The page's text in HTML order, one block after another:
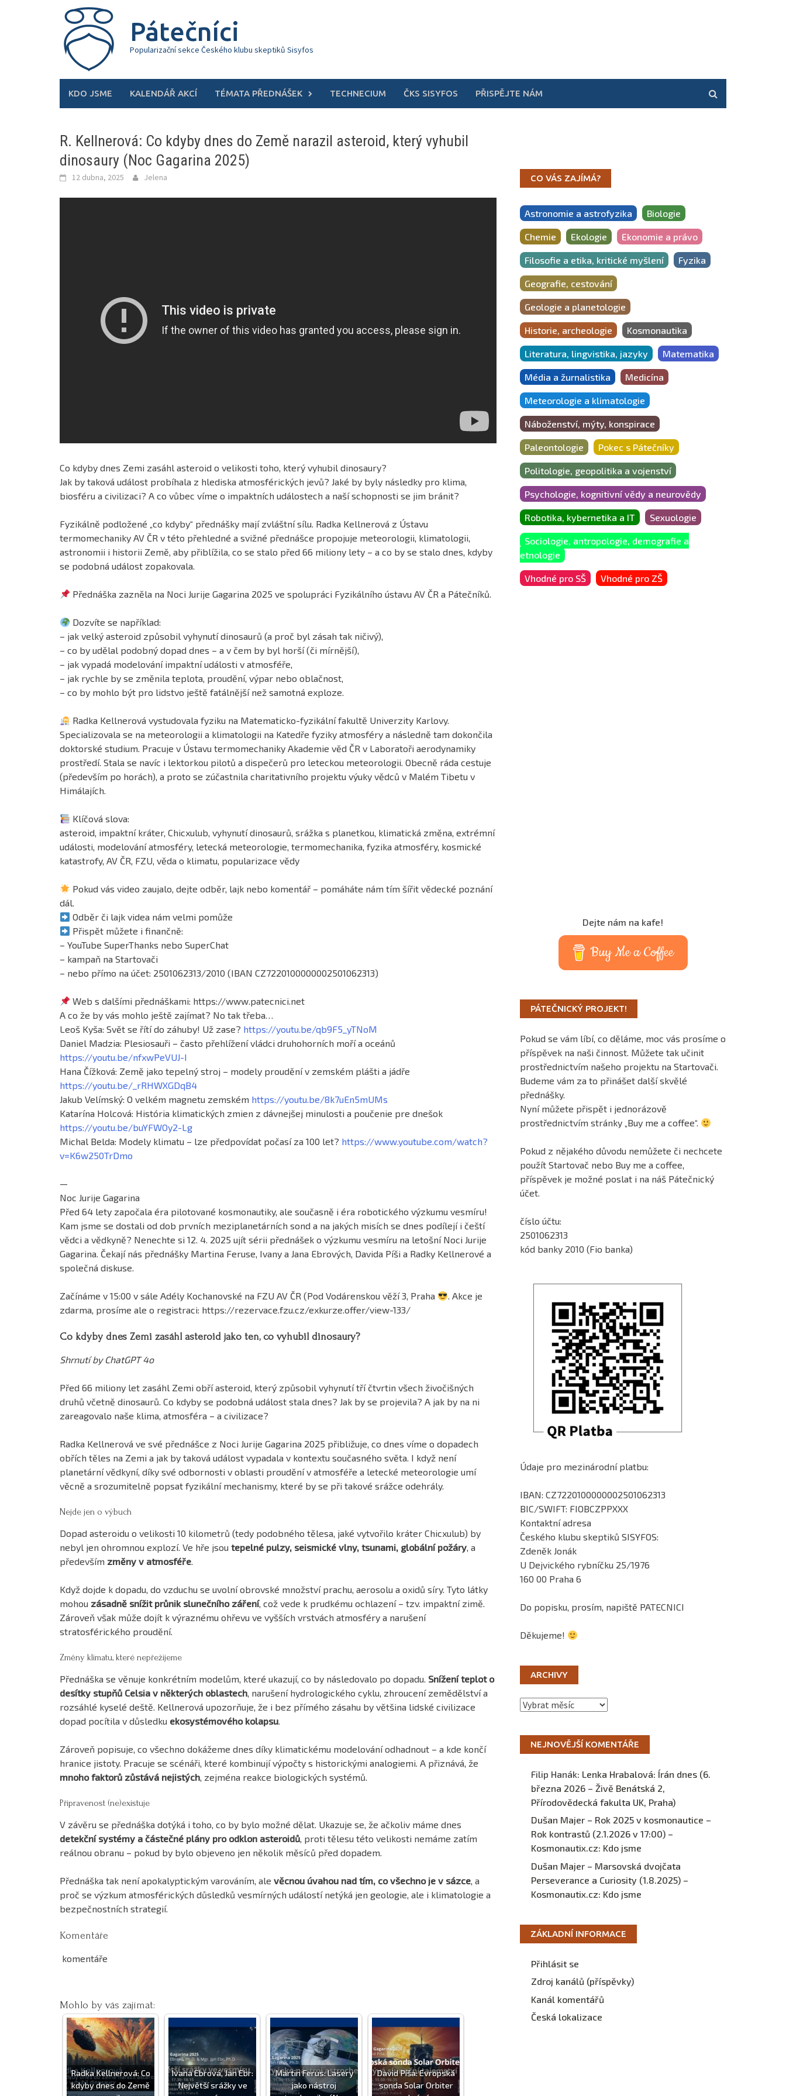
Pátečníci
Popularizační sekce Českého klubu skeptiků Sisyfos
KDO JSME KALENDÁŘ AKCÍ TÉMATA PŘEDNÁŠEK TECHNECIUM ČKS SISYFOS PŘISPĚJTE NÁM
R. Kellnerová: Co kdyby dnes do Země narazil asteroid, který vyhubil
dinosaury (Noc Gagarina 2025)
12 dubna, 2025 Jelena
Co kdyby dnes Zemi zasáhl asteroid o velikosti toho, který vyhubil dinosaury?
Jak by taková událost probíhala z hlediska atmosférických jevů? Jaké by byly následky pro klima,
biosféru a civilizaci? A co vůbec víme o impaktních událostech a naší schopnosti se jim bránit?
Fyzikálně podložené „co kdyby“ přednášky mají zvláštní sílu. Radka Kellnerová z Ústavu
termomechaniky AV ČR v této přehledné a svižné přednášce propojuje meteorologii, klimatologii,
astronomii i historii Země, aby přiblížila, co se stalo před 66 miliony lety – a co by se stalo dnes, kdyby
se podobná událost zopakovala.
Přednáška zazněla na Noci Jurije Gagarina 2025 ve spolupráci Fyzikálního ústavu AV ČR a Pátečníků.
Dozvíte se například:
– jak velký asteroid způsobil vyhynutí dinosaurů (a proč byl zásah tak ničivý),
– co by udělal podobný dopad dnes – a v čem by byl horší (či mírnější),
– jak vypadá modelování impaktní události v atmosféře,
– jak rychle by se změnila teplota, proudění, výpar nebo oblačnost,
– co by mohlo být pro lidstvo ještě fatálnější než samotná exploze.
Radka Kellnerová vystudovala fyziku na Matematicko-fyzikální fakultě Univerzity Karlovy.
Specializovala se na meteorologii a klimatologii na Katedře fyziky atmosféry a následně tam dokončila
doktorské studium. Pracuje v Ústavu termomechaniky Akademie věd ČR v Laboratoři aerodynamiky
prostředí. Stala se navíc i lektorkou pilotů a dispečerů pro leteckou meteorologii. Obecně ráda cestuje
(především po horách), a proto se zúčastnila charitativního projektu výuky vědců v Malém Tibetu v
Himálajích.
Klíčová slova:
asteroid, impaktní kráter, Chicxulub, vyhynutí dinosaurů, srážka s planetkou, klimatická změna, extrémní
události, modelování atmosféry, letecká meteorologie, termomechanika, fyzika atmosféry, kosmické
katastrofy, AV ČR, FZU, věda o klimatu, popularizace vědy
Pokud vás video zaujalo, dejte odběr, lajk nebo komentář – pomáháte nám tím šířit vědecké poznání
dál.
Odběr či lajk videa nám velmi pomůže
Přispět můžete i finančně:
– YouTube SuperThanks nebo SuperChat
– kampaň na Startovači
– nebo přímo na účet: 2501062313/2010 (IBAN CZ7220100000002501062313)
Web s dalšími přednáškami: https://www.patecnici.net
A co že by vás mohlo ještě zajímat? No tak třeba…
Leoš Kyša: Svět se řítí do záhuby! Už zase? https://youtu.be/qb9F5_yTNoM
Daniel Madzia: Plesiosauři – často přehlížení vládci druhohorních moří a oceánů
https://youtu.be/nfxwPeVUJ-I
Hana Čížková: Země jako tepelný stroj – modely proudění v zemském plášti a jádře
https://youtu.be/_rRHWXGDqB4
Jakub Velímský: O velkém magnetu zemském https://youtu.be/8k7uEn5mUMs
Katarína Holcová: História klimatických zmien z dávnejšej minulosti a poučenie pre dnešok
https://youtu.be/buYFWOy2-Lg
Michal Belda: Modely klimatu – lze předpovídat počasí za 100 let? https://www.youtube.com/watch?
v=K6w250TrDmo
—
Noc Jurije Gagarina
Před 64 lety započala éra pilotované kosmonautiky, ale současně i éra robotického výzkumu vesmíru!
Kam jsme se dostali od dob prvních meziplanetárních sond a na jakých misích se dnes podílejí i čeští
vědci a vědkyně? Nenechte si 12. 4. 2025 ujít sérii přednášek o výzkumu vesmíru na letošní Noci Jurije
Gagarina. Čekají nás přednášky Martina Feruse, Ivany a Jana Ebrových, Davida Píši a Radky Kellnerové a
společná diskuse.
Začínáme v 15:00 v sále Adély Kochanovské na FZU AV ČR (Pod Vodárenskou věží 3, Praha
. Akce je
zdarma, prosíme ale o registraci: https://rezervace.fzu.cz/exkurze.offer/view-133/
Co kdyby dnes Zemi zasáhl asteroid jako ten, co vyhubil dinosaury?
Shrnutí by ChatGPT 4o
Před 66 miliony let zasáhl Zemi obří asteroid, který způsobil vyhynutí tří čtvrtin všech živočišných
druhů včetně dinosaurů. Co kdyby se podobná událost stala dnes? Jak by se projevila? A jak by na ni
zareagovalo naše klima, atmosféra – a civilizace?
Radka Kellnerová ve své přednášce z Noci Jurije Gagarina 2025 přibližuje, co dnes víme o dopadech
obřích těles na Zemi a jak by taková událost vypadala v kontextu současného světa. I když není
planetární vědkyní, díky své odbornosti v oblasti proudění v atmosféře a letecké meteorologie umí
věcně a srozumitelně popsat fyzikální mechanismy, které by se při takové srážce odehrály.
Nejde jen o výbuch
Dopad asteroidu o velikosti 10 kilometrů (tedy podobného tělesa, jaké vytvořilo kráter Chicxulub) by
nebyl jen ohromnou explozí. Ve hře jsou tepelné pulzy, seismické vlny, tsunami, globální požáry, a
především změny v atmosféře.
Když dojde k dopadu, do vzduchu se uvolní obrovské množství prachu, aerosolu a oxidů síry. Tyto látky
mohou zásadně snížit průnik slunečního záření, což vede k prudkému ochlazení – tzv. impaktní zimě.
Zároveň však může dojít k výraznému ohřevu ve vyšších vrstvách atmosféry a narušení
stratosférického proudění.
Změny klimatu, které nepřežijeme
Přednáška se věnuje konkrétním modelům, které ukazují, co by následovalo po dopadu. Snížení teplot o
desítky stupňů Celsia v některých oblastech, narušení hydrologického cyklu, zhroucení zemědělství a
rozsáhlé kyselé deště. Kellnerová upozorňuje, že i bez přímého zásahu by většina lidské civilizace
dopad pocítila v důsledku ekosystémového kolapsu.
Zároveň popisuje, co všechno dokážeme dnes díky klimatickému modelování odhadnout – a kde končí
hranice jistoty. Pracuje se scénáři, které kombinují výpočty s historickými analogiemi. A přiznává, že
mnoho faktorů zůstává nejistých, zejména reakce biologických systémů.
Připravenost (ne)existuje
V závěru se přednáška dotýká i toho, co by bylo možné dělat. Ukazuje se, že ačkoliv máme dnes
detekční systémy a částečné plány pro odklon asteroidů, proti tělesu této velikosti nemáme zatím
reálnou obranu – pokud by bylo objeveno jen několik měsíců před dopadem.
Přednáška tak není apokalyptickým varováním, ale věcnou úvahou nad tím, co všechno je v sázce, a
proč se výzkum atmosférických důsledků vesmírných událostí netýká jen geologie, ale i klimatologie a
bezpečnostních strategií.
Komentáře
komentáře
Mohlo by vás zajímat:
Radka Kellnerová: Co
kdyby dnes do Země
Ivana Ebrová, Jan Ebr:
Největší srážky ve
Martin Ferus: Lasery
jako nástroj
David Píša: Evropská
sonda Solar Orbiter
CO VÁS ZAJÍMÁ?
Astronomie a astrofyzika Biologie
Chemie Ekologie Ekonomie a právo
Filosofie a etika, kritické myšlení Fyzika
Geografie, cestování
Geologie a planetologie
Historie, archeologie Kosmonautika
Literatura, lingvistika, jazyky Matematika
Média a žurnalistika Medicína
Meteorologie a klimatologie
Náboženství, mýty, konspirace
Paleontologie Pokec s Pátečníky
Politologie, geopolitika a vojenství
Psychologie, kognitivní vědy a neurovědy
Robotika, kybernetika a IT Sexuologie
Sociologie, antropologie, demografie a
etnologie
Vhodné pro SŠ Vhodné pro ZŠ
Dejte nám na kafe!
Buy Me a Coffee
PÁTEČNICKÝ PROJEKT!
Pokud se vám líbí, co děláme, moc vás prosíme o
příspěvek na naši činnost. Můžete tak učinit
prostřednictvím našeho projektu na Startovači.
Budeme vám za to přinášet další skvělé
přednášky.
Nyní můžete přispět i jednorázově
prostřednictvím stránky „Buy me a coffee“.
Pokud z nějakého důvodu nemůžete či nechcete
použít Startovač nebo Buy me a coffee,
příspěvek je možné poslat i na náš Pátečnický
účet.
číslo účtu:
2501062313
kód banky 2010 (Fio banka)
Údaje pro mezinárodní platbu:
IBAN: CZ7220100000002501062313
BIC/SWIFT: FIOBCZPPXXX
Kontaktní adresa
Českého klubu skeptiků SISYFOS:
Zdeněk Jonák
U Dejvického rybníčku 25/1976
160 00 Praha 6
Do popisku, prosím, napiště PATECNICI
Děkujeme!
ARCHIVY
Archivy
NEJNOVĚJŠÍ KOMENTÁŘE
Filip Hanák: Lenka Hrabalová: Írán dnes (6.
března 2026 – Živě Benátská 2,
Přírodovědecká fakulta UK, Praha)
Dušan Majer – Rok 2025 v kosmonautice –
Rok kontrastů (2.1.2026 v 17:00) –
Kosmonautix.cz: Kdo jsme
Dušan Majer – Marsovská dvojčata
Perseverance a Curiosity (1.8.2025) –
Kosmonautix.cz: Kdo jsme
ZÁKLADNÍ INFORMACE
Přihlásit se
Zdroj kanálů (příspěvky)
Kanál komentářů
Česká lokalizace